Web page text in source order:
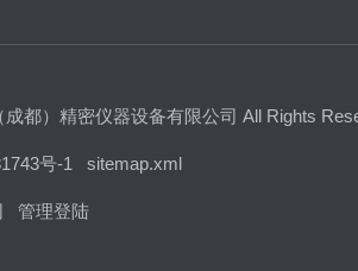
成都）精密仪器设备有限公司 All Rights
号-1 sitemap.xml
管理登陆